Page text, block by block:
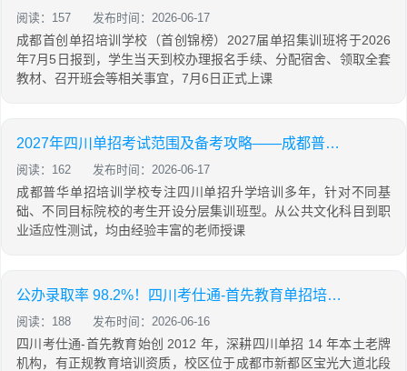
阅读：157 发布时间：2026-06-17
成都首创单招培训学校（首创锦榜）2027届单招集训班将于2026
年7月5日报到，学生当天到校办理报名手续、分配宿舍、领取全套
教材、召开班会等相关事宜，7月6日正式上课
2027年四川单招考试范围及备考攻略——成都普华单招高效提分
阅读：162 发布时间：2026-06-17
成都普华单招培训学校专注四川单招升学培训多年，针对不同基
础、不同目标院校的考生开设分层集训班型。从公共文化科目到职
业适应性测试，均由经验丰富的老师授课
公办录取率 98.2%！四川考仕通-首先教育单招培训综合实力全解析
阅读：188 发布时间：2026-06-16
四川考仕通-首先教育始创 2012 年，深耕四川单招 14 年本土老牌
机构，有正规教育培训资质，校区位于成都市新都区宝光大道北段